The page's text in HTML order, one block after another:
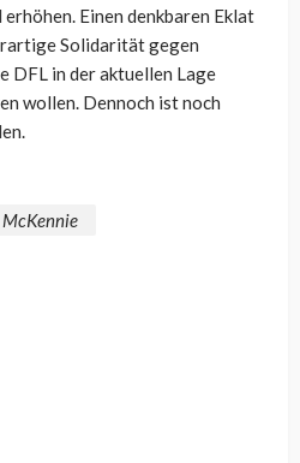
Einen denkbaren Eklat
Solidarität gegen
DFL in der aktuellen Lage
wollen. Dennoch ist noch